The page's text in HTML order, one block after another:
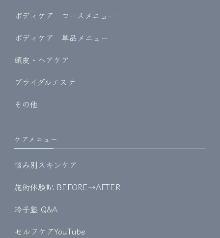
ボディケア コースメニュー
ボディケア 単品メニュー
頭皮・ヘアケア
ブライダルエステ
その他
ケアメニュー
悩み別スキンケア
施術体験記-BEFORE→AFTER
玲子塾 Q&A
セルフケアYouTube